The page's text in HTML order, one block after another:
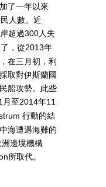
了一年以來
人數。近
超過300人失
，從2013年
在三月初，利
取對伊斯蘭國
船攻勢。此些
月至2014年11
行動的結
海遭遇海難的
邊境機構
所取代。